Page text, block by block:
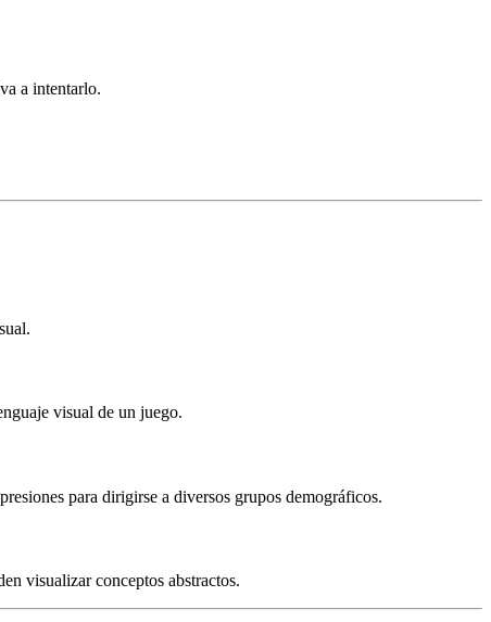
a intentarlo.
visual de un juego.
para dirigirse a diversos grupos demográficos.
visualizar conceptos abstractos.